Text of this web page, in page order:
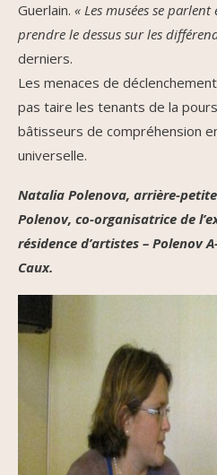
Guerlain. « Les musées se
prendre le dessus sur les
derniers.
Les menaces de
pas taire les tenants de la
bâtisseurs de compréhension
universelle.
Natalia Polenova, arrière-
Polenov, co-organisatrice de
résidence d’artistes – Polenov
Caux.